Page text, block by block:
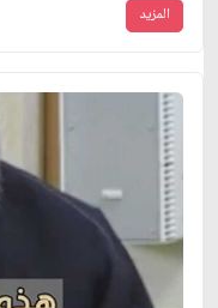
المزيد